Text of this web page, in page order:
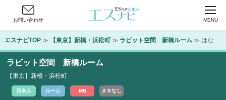
お問い合わせ MENU
エスナビTOP ≫ 【東京】新橋・浜松町 ≫ ラビット空間　新橋ルーム ≫ はな
ラビット空間 新橋ルーム
【東京】新橋・浜松町
日本人 ルーム MB ヌキなし